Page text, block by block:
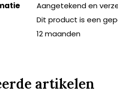
Aangetekend en
Dit product is een
12 maanden
artikelen